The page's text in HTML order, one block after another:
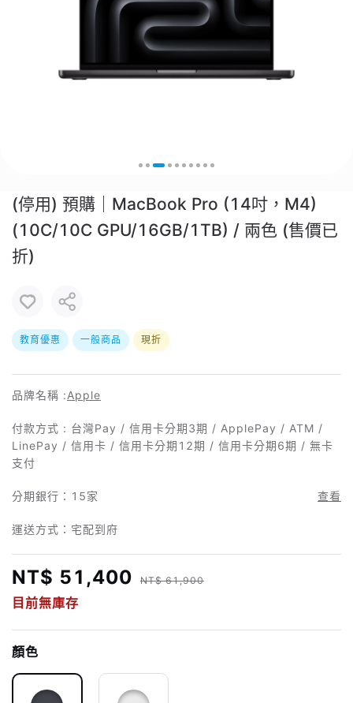
(停用) 預購｜MacBook Pro (14吋，M4)
(10C/10C GPU/16GB/1TB) / 兩色 (售價已
折)
教育優惠 一般商品 現折
品牌名稱 :Apple
付款方式 : 台灣Pay / 信用卡分期3期 / ApplePay / ATM /
LinePay / 信用卡 / 信用卡分期12期 / 信用卡分期6期 / 無卡
支付
分期銀行： 15家 查看
運送方式：宅配到府
NT$ 51,400 NT$ 61,900
目前無庫存
顏色